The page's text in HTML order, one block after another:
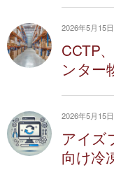
2026年5月15日
CCTP
ンター
2026年5月15日
アイズ
向け冷